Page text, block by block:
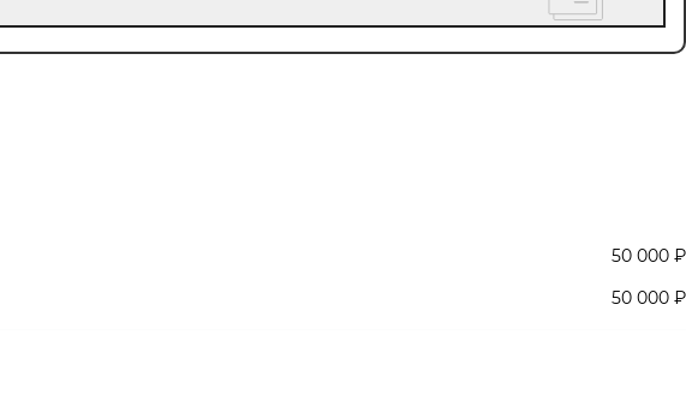
50 000 ₽
50 000 ₽